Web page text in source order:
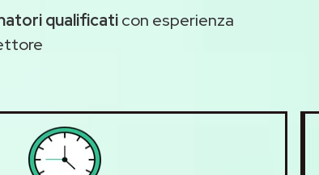
qualificaticon esperienza